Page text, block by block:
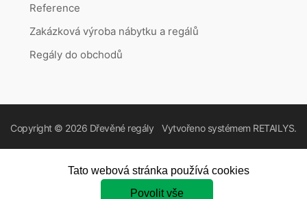
Reference
Zakázková výroba nábytku a regálů
Regály do obchodů
Copyright © 2026 Dřevěné regály Vytvořeno systémem RETAILYS.
Tato webová stránka používá cookies
Povolit vše